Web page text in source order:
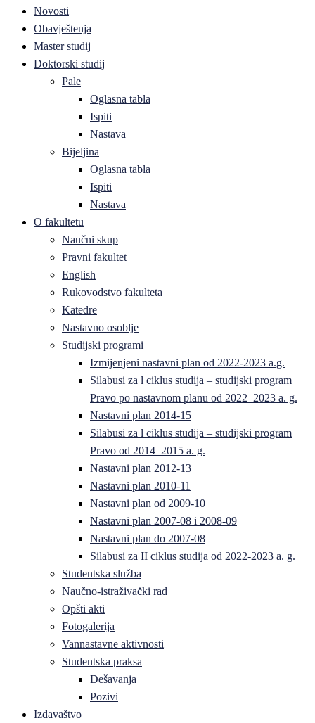
Novosti
Obavještenja
Master studij
Doktorski studij
Pale
Oglasna tabla
Ispiti
Nastava
Bijeljina
Oglasna tabla
Ispiti
Nastava
O fakultetu
Naučni skup
Pravni fakultet
English
Rukovodstvo fakulteta
Katedre
Nastavno osoblje
Studijski programi
Izmijenjeni nastavni plan od 2022-2023 a.g.
Silabusi za l ciklus studija – studijski program
Pravo po nastavnom planu od 2022–2023 a. g.
Nastavni plan 2014-15
Silabusi za l ciklus studija – studijski program
Pravo od 2014–2015 a. g.
Nastavni plan 2012-13
Nastavni plan 2010-11
Nastavni plan od 2009-10
Nastavni plan 2007-08 i 2008-09
Nastavni plan do 2007-08
Silabusi za II ciklus studija od 2022-2023 a. g.
Studentska služba
Naučno-istraživački rad
Opšti akti
Fotogalerija
Vannastavne aktivnosti
Studentska praksa
Dešavanja
Pozivi
Izdavaštvo